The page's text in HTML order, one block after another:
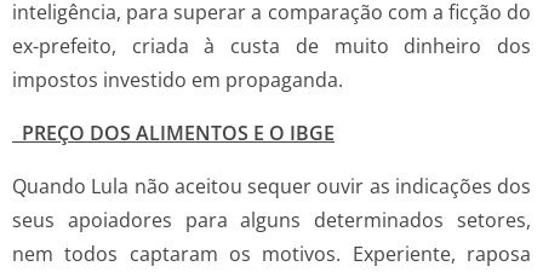
inteligência, para superar a comparação com a ficção do
ex-prefeito, criada à custa de muito dinheiro dos
impostos investido em propaganda.
PREÇO DOS ALIMENTOS E O IBGE
Quando Lula não aceitou sequer ouvir as indicações dos
seus apoiadores para alguns determinados setores,
nem todos captaram os motivos. Experiente, raposa